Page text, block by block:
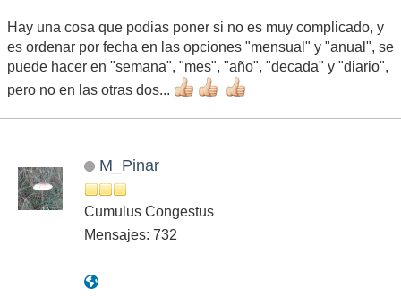
Hay una cosa que podias poner si no es muy complicado, y
es ordenar por fecha en las opciones "mensual" y "anual", se
puede hacer en "semana", "mes", "año", "decada" y "diario",
pero no en las otras dos...
M_Pinar
Cumulus Congestus
Mensajes: 732